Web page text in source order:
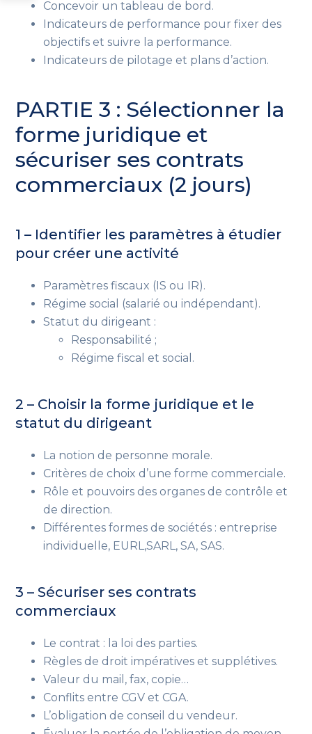
Concevoir un tableau de bord.
Indicateurs de performance pour fixer des
objectifs et suivre la performance.
Indicateurs de pilotage et plans d’action.
PARTIE 3 : Sélectionner la
forme juridique et
sécuriser ses contrats
commerciaux (2 jours)
1 – Identifier les paramètres à étudier
pour créer une activité
Paramètres fiscaux (IS ou IR).
Régime social (salarié ou indépendant).
Statut du dirigeant :
Responsabilité ;
Régime fiscal et social.
2 – Choisir la forme juridique et le
statut du dirigeant
La notion de personne morale.
Critères de choix d’une forme commerciale.
Rôle et pouvoirs des organes de contrôle et
de direction.
Différentes formes de sociétés : entreprise
individuelle, EURL,SARL, SA, SAS.
3 – Sécuriser ses contrats
commerciaux
Le contrat : la loi des parties.
Règles de droit impératives et supplétives.
Valeur du mail, fax, copie…
Conflits entre CGV et CGA.
L’obligation de conseil du vendeur.